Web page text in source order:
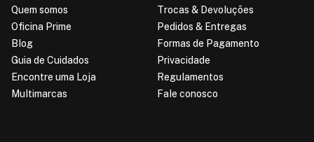
Quem somos
Oficina Prime
Blog
Guia de Cuidados
Encontre uma Loja
Multimarcas
Trocas & Devoluções
Pedidos & Entregas
Formas de Pagamento
Privacidade
Regulamentos
Fale conosco